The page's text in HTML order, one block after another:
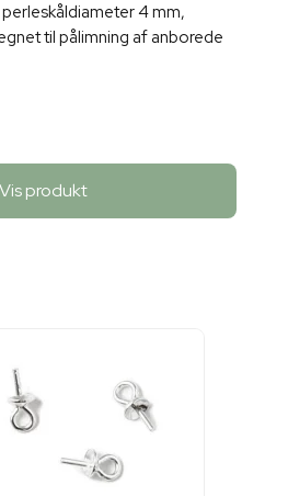
4 mm,
til pålimning af anborede
Vis produkt